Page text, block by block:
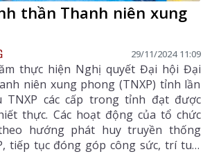
thần Thanh niên xung
29/11/2024 11:09
thực hiện Nghị quyết Đại hội Đại
niên xung phong (TNXP) tỉnh lần
TNXP các cấp trong tỉnh đạt được
thực. Các hoạt động của tổ chức
hướng phát huy truyền thống
tiếp tục đóng góp công sức, trí tuệ,